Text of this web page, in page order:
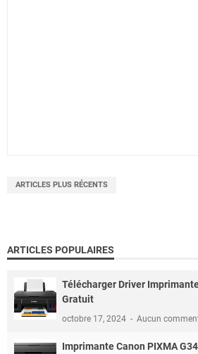
ARTICLES PLUS RÉCENTS
ARTICLES POPULAIRES
Télécharger Driver
Gratuit
octobre 17, 2024 Aucun
Imprimante Canon PIXMA